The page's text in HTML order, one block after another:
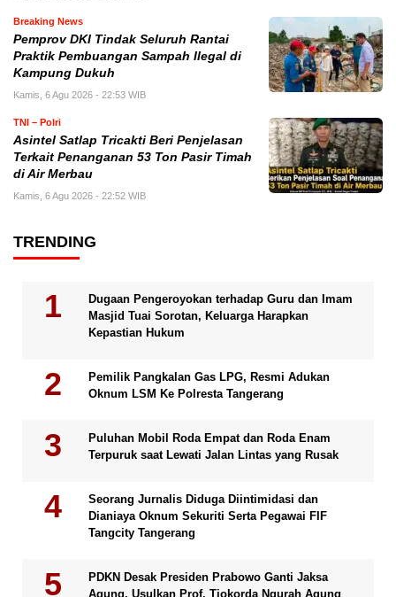
Breaking News
Pemprov DKI Tindak Seluruh Rantai
Praktik Pembuangan Sampah Ilegal di
Kampung Dukuh
Kamis, 6 Agu 2026 - 22:53 WIB
TNI – Polri
Asintel Satlap Tricakti Beri Penjelasan
Terkait Penanganan 53 Ton Pasir Timah
di Air Merbau
Kamis, 6 Agu 2026 - 22:52 WIB
TRENDING
Dugaan Pengeroyokan terhadap Guru dan Imam
Masjid Tuai Sorotan, Keluarga Harapkan
Kepastian Hukum
Pemilik Pangkalan Gas LPG, Resmi Adukan
Oknum LSM Ke Polresta Tangerang
Puluhan Mobil Roda Empat dan Roda Enam
Terpuruk saat Lewati Jalan Lintas yang Rusak
Seorang Jurnalis Diduga Diintimidasi dan
Dianiaya Oknum Sekuriti Serta Pegawai FIF
Tangcity Tangerang
PDKN Desak Presiden Prabowo Ganti Jaksa
Agung, Usulkan Prof. Tjokorda Ngurah Agung